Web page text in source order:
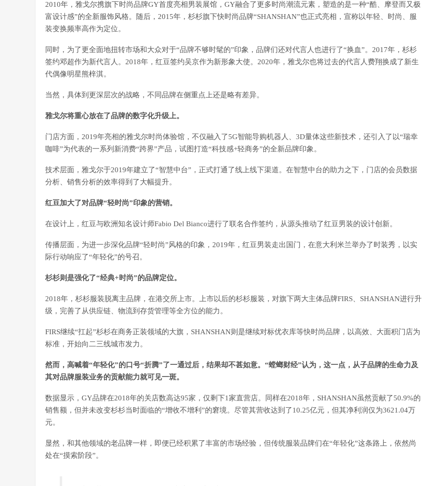
2010年，雅戈尔携旗下时尚品牌GY首度亮相男装展馆，GY融合了更多时尚潮流元素，塑造的是一种“酷、摩登而又极
富设计感”的全新服饰风格。随后，2015年，杉杉旗下快时尚品牌“SHANSHAN”也正式亮相，宣称以年轻、时尚、服
装变换频率高作为定位。
同时，为了更全面地扭转市场和大众对于“品牌不够时髦的”印象，品牌们还对代言人也进行了“换血”。2017年，杉杉
签约邓超作为新代言人。2018年，红豆签约吴京作为新形象大使。2020年，雅戈尔也将过去的代言人费翔换成了新生
代偶像明星熊梓淇。
当然，具体到更深层次的战略，不同品牌在侧重点上还是略有差异。
雅戈尔将重心放在了品牌的数字化升级上。
门店方面，2019年亮相的雅戈尔时尚体验馆，不仅融入了5G智能导购机器人、3D量体这些新技术，还引入了以“瑞幸
咖啡”为代表的一系列新消费“跨界”产品，试图打造“科技感+轻商务”的全新品牌印象。
技术层面，雅戈尔于2019年建立了“智慧中台”，正式打通了线上线下渠道。在智慧中台的助力之下，门店的会员数据
分析、销售分析的效率得到了大幅提升。
红豆加大了对品牌“轻时尚”印象的营销。
在设计上，红豆与欧洲知名设计师Fabio Del Bianco进行了联名合作签约，从源头推动了红豆男装的设计创新。
传播层面，为进一步深化品牌“轻时尚”风格的印象，2019年，红豆男装走出国门，在意大利米兰举办了时装秀，以实
际行动响应了“年轻化”的号召。
杉杉则是强化了“经典+时尚”的品牌定位。
2018年，杉杉服装脱离主品牌，在港交所上市。上市以后的杉杉服装，对旗下两大主体品牌FIRS、SHANSHAN进行升
级，完善了从供应链、物流到存货管理等全方位的能力。
FIRS继续“扛起”杉杉在商务正装领域的大旗，SHANSHAN则是继续对标优衣库等快时尚品牌，以高效、大面积门店为
标准，开始向二三线城市发力。
然而，高喊着“年轻化”的口号“折腾”了一通过后，结果却不甚如意。“螳螂财经”认为，这一点，从子品牌的生命力及
其对品牌服装业务的贡献能力就可见一斑。
数据显示，GY品牌在2018年的关店数高达95家，仅剩下1家直营店。同样在2018年，SHANSHAN虽然贡献了50.9%的
销售额，但并未改变杉杉当时面临的“增收不增利”的窘境。尽管其营收达到了10.25亿元，但其净利润仅为3621.04万
元。
显然，和其他领域的老品牌一样，即便已经积累了丰富的市场经验，但传统服装品牌们在“年轻化”这条路上，依然尚
处在“摸索阶段”。